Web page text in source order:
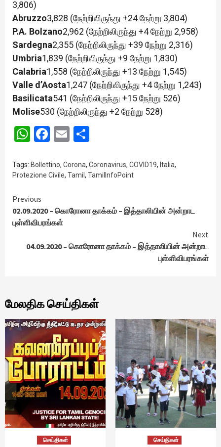
3,806)
Abruzzo3,828 (நேற்றிலிருந்து +24 நேற்று 3,804)
P.A. Bolzano2,962 (நேற்றிலிருந்து +4 நேற்று 2,958)
Sardegna2,355 (நேற்றிலிருந்து +39 நேற்று 2,316)
Umbria1,839 (நேற்றிலிருந்து +9 நேற்று 1,830)
Calabria1,558 (நேற்றிலிருந்து +13 நேற்று 1,545)
Valle d’Aosta1,247 (நேற்றிலிருந்து +4 நேற்று 1,243)
Basilicata541 (நேற்றிலிருந்து +15 நேற்று 526)
Molise530 (நேற்றிலிருந்து +2 நேற்று 528)
WhatsApp
Facebook
Email
Tags: Bollettino, Corona, Coronavirus, COVID19, Italia,
Protezione Civile, Tamil , TamilInfoPoint
Continue
Reading
Previous
02.09.2020 – கொரோனா தாக்கம் – இத்தாலியின் அன்றாட
புள்ளிவிபரங்கள்
Next
04.09.2020 – கொரோனா தாக்கம் – இத்தாலியின் அன்றாட
புள்ளிவிபரங்கள்
மேலதிக செய்திகள்
செய்திகள்
செய்திகள்